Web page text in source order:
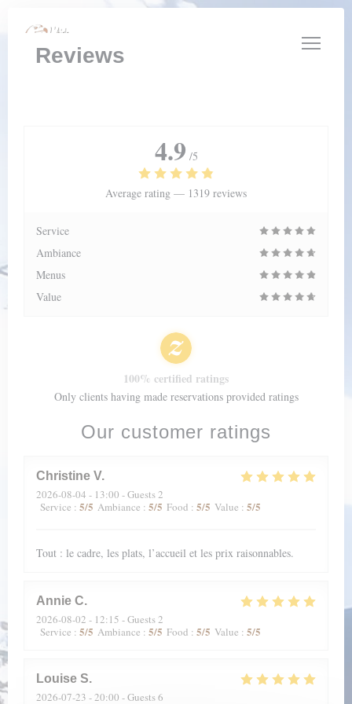
Personalizing your cookie choices
Reviews
Our customer ratings
Christine V
2026-08-04 - 13:00 - Guests 2
Service : 5/5 Ambiance : 5/5 Food : 5/5 Value : 5/5
Tout : le cadre, les plats, l’accueil et les prix raisonnables.
Annie C
2026-08-02 - 12:15 - Guests 2
Service : 5/5 Ambiance : 5/5 Food : 5/5 Value : 5/5
Louise S
2026-07-23 - 20:00 - Guests 6
4.9 /5
Average rating — 1319 reviews
Service
Ambiance
Menus
Value
100% certified ratings
Only clients having made reservations provided ratings